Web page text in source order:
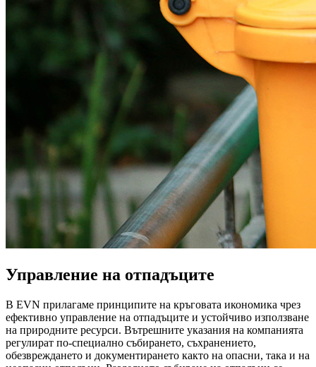
Управление на отпадъците
В EVN прилагаме принципите на кръговата икономика чрез
ефективно управление на отпадъците и устойчиво използване
на природните ресурси. Вътрешните указания на компанията
регулират по-специално събирането, съхранението,
обезвреждането и документирането както на опасни, така и на